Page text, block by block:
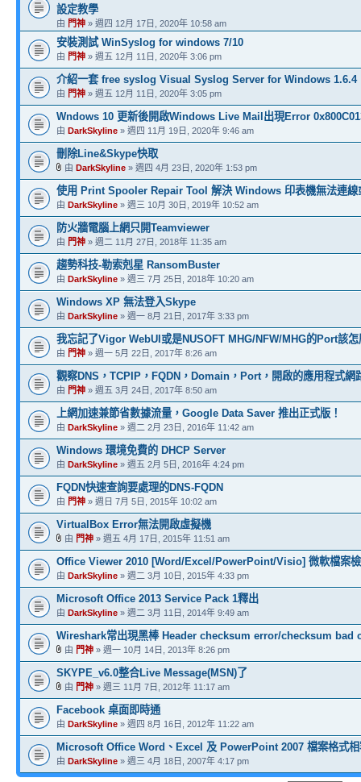
設定教學
由 門神 » 週四 12月 17日, 2020年 10:58 am
安裝測試 WinSyslog for windows 7/10
由 門神 » 週五 12月 11日, 2020年 3:06 pm
介紹一套 free syslog Visual Syslog Server for Windows 1.6.4
由 門神 » 週五 12月 11日, 2020年 3:05 pm
Wndows 10 更新後開啟Windows Live Mail出現Error
由 DarkSkyline » 週四 11月 19日, 2020年 9:46 am
刪除Line&Skype快取
由 DarkSkyline » 週四 4月 23日, 2020年 1:53 pm
使用 Print Spooler Repair Tool 解決 Windows 印表機無法連線
由 DarkSkyline » 週三 10月 30日, 2019年 10:52 am
防火牆電腦上網只開Teamviewer
由 門神 » 週二 11月 27日, 2018年 11:35 am
趨勢科技-勒索剋星 RansomBuster
由 DarkSkyline » 週三 7月 25日, 2018年 10:20 am
Windows XP 無法登入Skype
由 DarkSkyline » 週一 8月 21日, 2017年 3:33 pm
我忘記了Vigor WebUI或是NUSOFT MHG/NFW/MHG的Port該怎
由 門神 » 週一 5月 22日, 2017年 8:26 am
觀察DNS，TCPIP，FQDN，Domain，Port，開啟的應用程式網
由 門神 » 週五 3月 24日, 2017年 8:50 am
上網加速兼節省數據流量，Google Data Saver 推出正式版！
由 DarkSkyline » 週二 2月 23日, 2016年 11:42 am
Windows 環境免費的 DHCP Server
由 DarkSkyline » 週五 2月 5日, 2016年 4:24 pm
FQDN快速查詢要處理的DNS-FQDN
由 門神 » 週日 7月 5日, 2015年 10:02 am
VirtualBox Error無法開啟虛擬機
由 門神 » 週五 4月 17日, 2015年 11:51 am
Office Viewer 2010 [Word/Excel/PowerPoint/Visio] 微軟檔案
由 DarkSkyline » 週二 3月 10日, 2015年 4:33 pm
Microsoft Office 2013 Service Pack 1釋出
由 DarkSkyline » 週二 3月 11日, 2014年 9:49 am
Wireshark常出現黑棒 Header checksum error/checksum bad
由 門神 » 週一 10月 14日, 2013年 8:26 pm
SKYPE_v6.0整合Live Message(MSN)了
由 門神 » 週三 11月 7日, 2012年 11:17 am
Facebook 桌面即時通
由 DarkSkyline » 週四 8月 16日, 2012年 11:22 am
Microsoft Office Word、Excel 及 PowerPoint 2007 檔案格式相
由 DarkSkyline » 週三 4月 18日, 2007年 4:17 pm